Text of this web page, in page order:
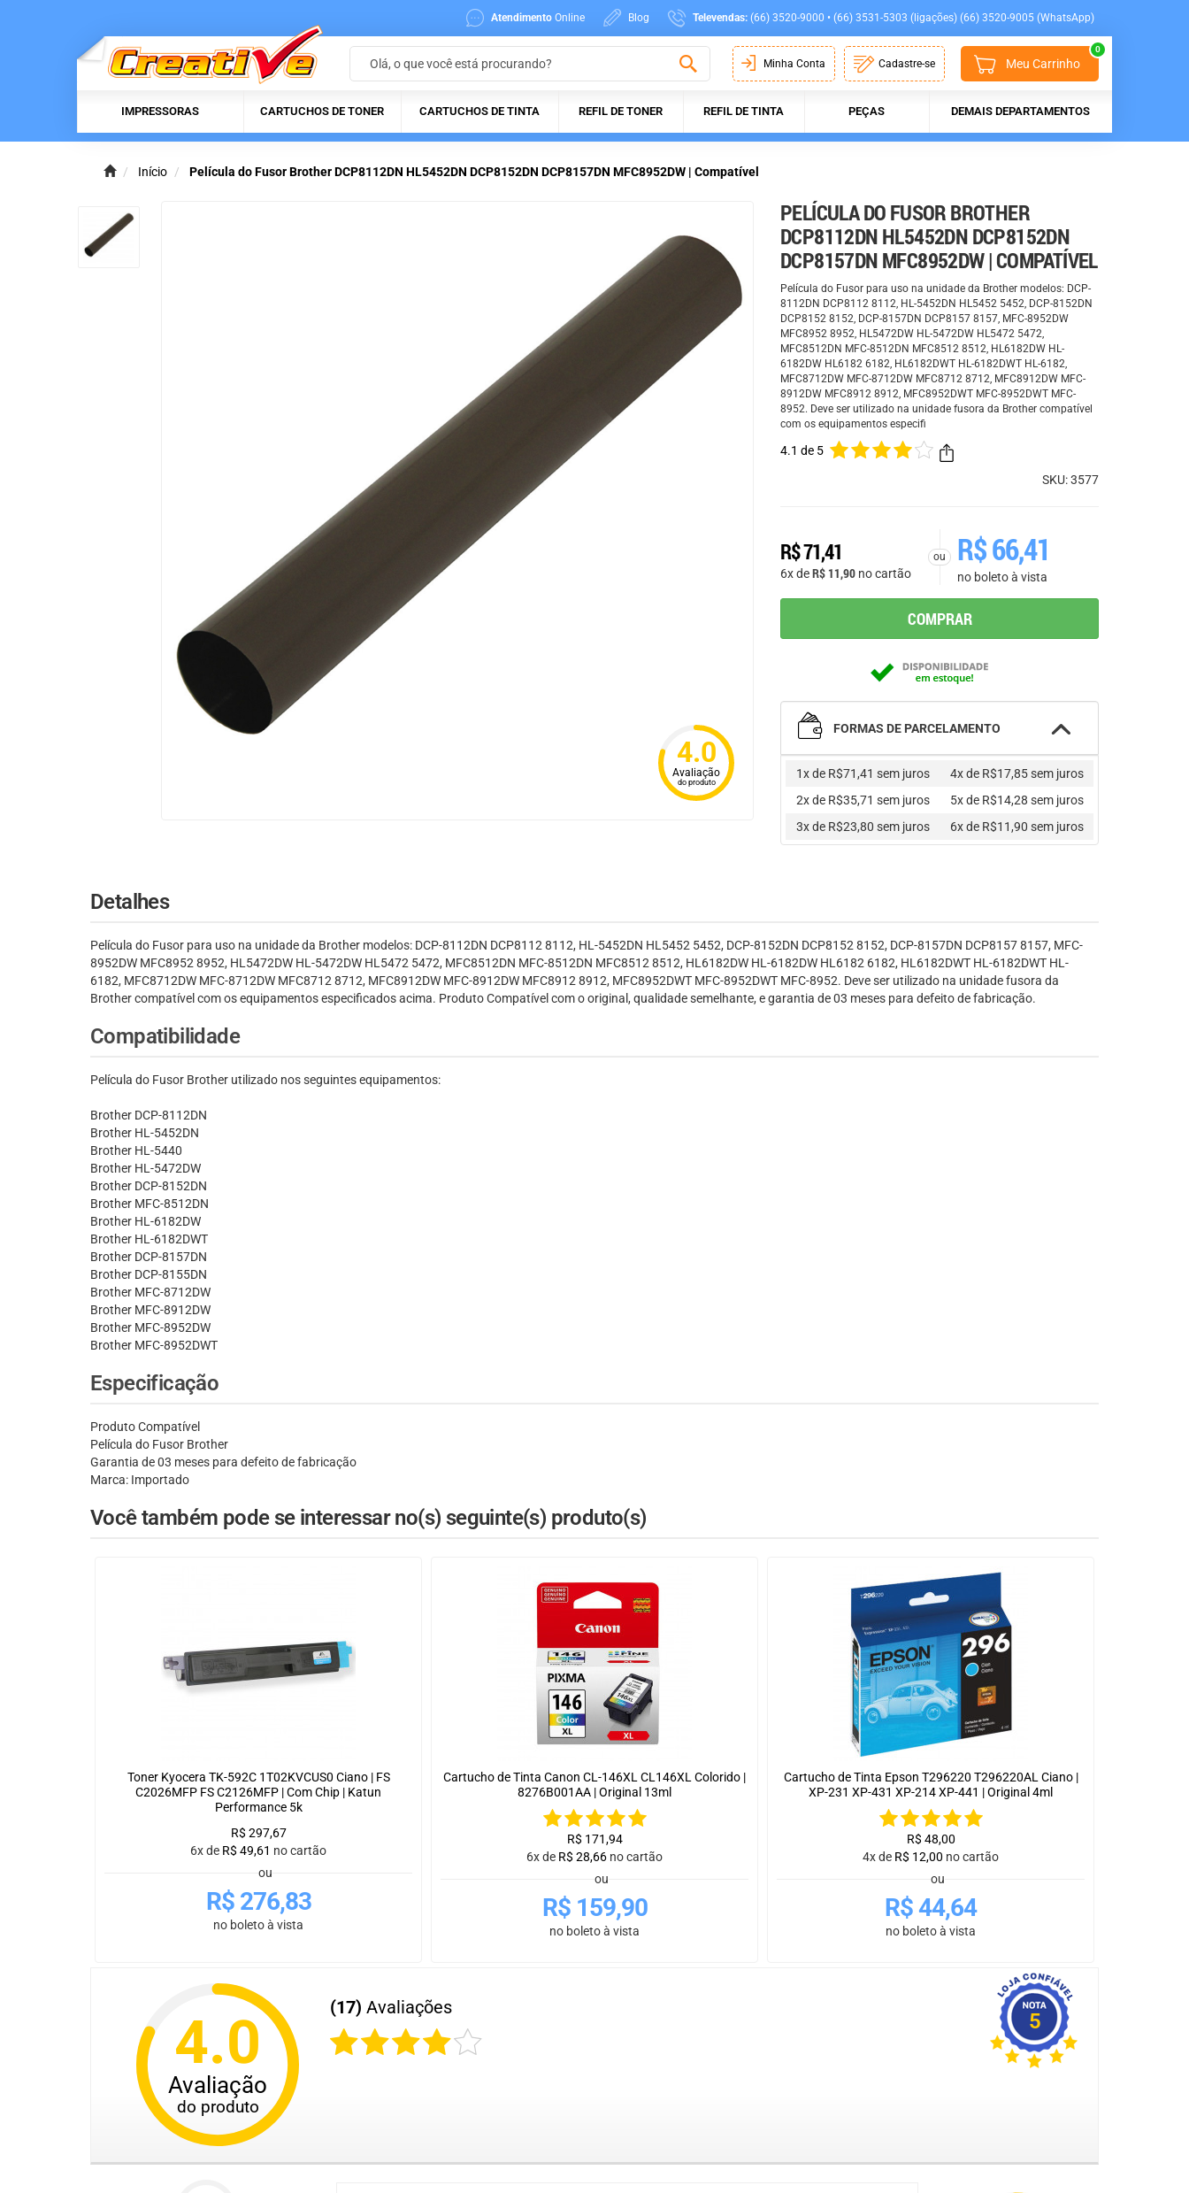
Atendimento Online Blog Televendas: (66) 3520-9000 • (66) 3531-5303 (ligações) (66) 3520-9005 (WhatsApp)
Minha Conta Cadastre-se Meu Carrinho
0
IMPRESSORAS CARTUCHOS DE TONER CARTUCHOS DE TINTA REFIL DE TONER REFIL DE TINTA PEÇAS DEMAIS DEPARTAMENTOS
Início Película do Fusor Brother DCP8112DN HL5452DN DCP8152DN DCP8157DN MFC8952DW | Compatível
4.0
Avaliação
do produto
PELÍCULA DO FUSOR BROTHER
DCP8112DN HL5452DN DCP8152DN
DCP8157DN MFC8952DW | COMPATÍVEL
Película do Fusor para uso na unidade da Brother modelos: DCP-
8112DN DCP8112 8112, HL-5452DN HL5452 5452, DCP-8152DN
DCP8152 8152, DCP-8157DN DCP8157 8157, MFC-8952DW
MFC8952 8952, HL5472DW HL-5472DW HL5472 5472,
MFC8512DN MFC-8512DN MFC8512 8512, HL6182DW HL-
6182DW HL6182 6182, HL6182DWT HL-6182DWT HL-6182,
MFC8712DW MFC-8712DW MFC8712 8712, MFC8912DW MFC-
8912DW MFC8912 8912, MFC8952DWT MFC-8952DWT MFC-
8952. Deve ser utilizado na unidade fusora da Brother compatível
com os equipamentos especifi
4.1 de 5
SKU: 3577
R$71,41
6x deR$ 11,90 no cartão
ou R$66,41
no boleto à vista
COMPRAR
FORMAS DE PARCELAMENTO
1x de R$71,41 sem juros
2x de R$35,71 sem juros
3x de R$23,80 sem juros
4x de R$17,85sem juros
5x de R$14,28 sem juros
6x de R$11,90 sem juros
Detalhes
Película do Fusor para uso na unidade da Brother modelos: DCP-8112DN DCP8112 8112, HL-5452DN HL5452 5452, DCP-8152DN DCP8152 8152, DCP-8157DN DCP8157 8157, MFC-
8952DW MFC8952 8952, HL5472DW HL-5472DW HL5472 5472, MFC8512DN MFC-8512DN MFC8512 8512, HL6182DW HL-6182DW HL6182 6182, HL6182DWT HL-6182DWT HL-
6182, MFC8712DW MFC-8712DW MFC8712 8712, MFC8912DW MFC-8912DW MFC8912 8912, MFC8952DWT MFC-8952DWT MFC-8952. Deve ser utilizado na unidade fusora da
Brother compatível com os equipamentos especificados acima. Produto Compatível com o original, qualidade semelhante, e garantia de 03 meses para defeito de fabricação.
Compatibilidade
Película do Fusor Brother utilizado nos seguintes equipamentos:
Brother DCP-8112DN
Brother HL-5452DN
Brother HL-5440
Brother HL-5472DW
Brother DCP-8152DN
Brother MFC-8512DN
Brother HL-6182DW
Brother HL-6182DWT
Brother DCP-8157DN
Brother DCP-8155DN
Brother MFC-8712DW
Brother MFC-8912DW
Brother MFC-8952DW
Brother MFC-8952DWT
Especificação
Produto Compatível
Película do Fusor Brother
Garantia de 03 meses para defeito de fabricação
Marca: Importado
Você também pode se interessar no(s) seguinte(s) produto(s)
Toner Kyocera TK-592C 1T02KVCUS0 Ciano | FS
C2026MFP FS C2126MFP | Com Chip | Katun
Performance 5k
R$ 297,67
6x de R$ 49,61 no cartão
ou
R$276,83
no boleto à vista
Cartucho de Tinta Canon CL-146XL CL146XL Colorido |
8276B001AA | Original 13ml
R$ 171,94
6x de R$ 28,66 no cartão
ou
R$159,90
no boleto à vista
Cartucho de Tinta Epson T296220 T296220AL Ciano |
XP-231 XP-431 XP-214 XP-441 | Original 4ml
R$ 48,00
4x de R$ 12,00 no cartão
ou
R$44,64
no boleto à vista
4.0
Avaliação
do produto
(17) Avaliações
5